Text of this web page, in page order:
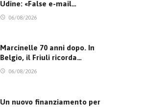
Udine: «False e-mail…
06/08/2026
Marcinelle 70 anni dopo. In
Belgio, il Friuli ricorda…
06/08/2026
Un nuovo finanziamento per